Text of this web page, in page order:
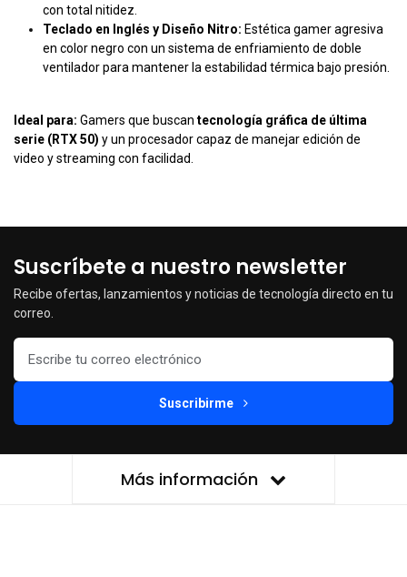
con total nitidez.
Teclado en Inglés y Diseño Nitro: Estética gamer agresiva
en color negro con un sistema de enfriamiento de doble
ventilador para mantener la estabilidad térmica bajo presión.
Ideal para: Gamers que buscan tecnología gráfica de última
serie (RTX 50) y un procesador capaz de manejar edición de
video y streaming con facilidad.
Suscríbete a nuestro newsletter
Recibe ofertas, lanzamientos y noticias de tecnología directo en tu
correo.
Suscribirme
Más información